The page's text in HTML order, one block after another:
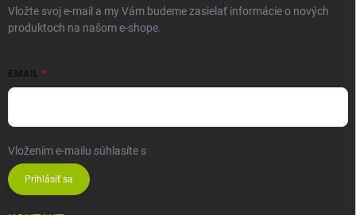
Vložte svoj e-mail a my Vám budeme zasielať informácie o nových
produktoch na našom e-shope.
EMAIL
Vložením e-mailu súhlasíte s
Prihlásiť sa